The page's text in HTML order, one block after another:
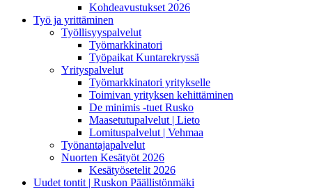
Kohdeavustukset 2026
Työ ja yrittäminen
Työllisyyspalvelut
Työmarkkinatori
Työpaikat Kuntarekryssä
Yrityspalvelut
Työmarkkinatori yritykselle
Toimivan yrityksen kehittäminen
De minimis -tuet Rusko
Maasetutupalvelut | Lieto
Lomituspalvelut | Vehmaa
Työnantajapalvelut
Nuorten Kesätyöt 2026
Kesätyösetelit 2026
Uudet tontit | Ruskon Päällistönmäki